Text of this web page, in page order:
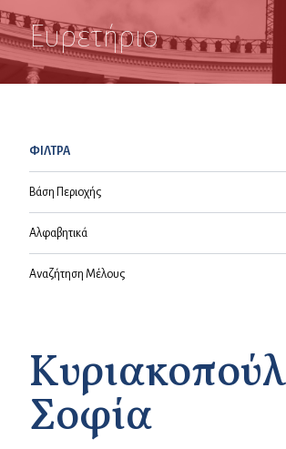
Ευρετήριο
ΦΙΛΤΡΑ
Βάση Περιοχής
Αλφαβητικά
Αναζήτηση Μέλους
Σοφία